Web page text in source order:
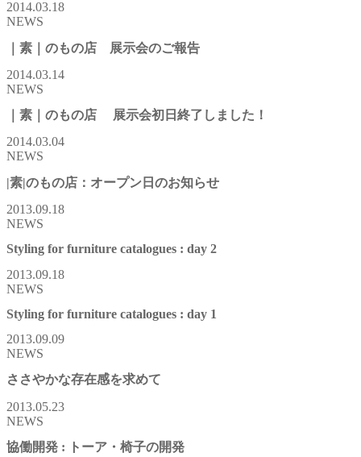
2014.03.18
NEWS
｜素｜のもの店 展示会のご報告
2014.03.14
NEWS
｜素｜のもの店 展示会初日終了しました！
2014.03.04
NEWS
|素|のもの店：オープン日のお知らせ
2013.09.18
NEWS
Styling for furniture catalogues : day 2
2013.09.18
NEWS
Styling for furniture catalogues : day 1
2013.09.09
NEWS
ささやかな存在感を求めて
2013.05.23
NEWS
協働開発 : トーア・椅子の開発